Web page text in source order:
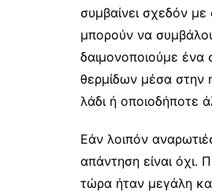
συμβαίνει σχεδόν
μπορούν να
δαιμονοποιούμε ένα
θερμίδων μέσα στην
λάδι ή οποιοδήποτε
Εάν λοιπόν
απάντηση είναι όχι.
τώρα ήταν μεγάλη